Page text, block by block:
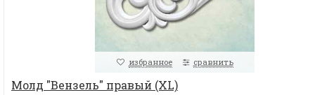
избранное сравнить
Молд "Вензель" правый (XL)